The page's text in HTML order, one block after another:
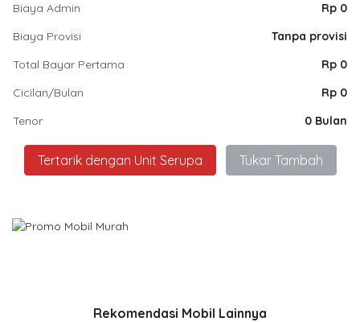
Biaya Admin
Rp 0
Biaya Provisi
Tanpa provisi
Total Bayar Pertama
Rp 0
Cicilan/Bulan
Rp 0
Tenor
0 Bulan
Tertarik dengan Unit Serupa Tukar Tambah
Rekomendasi Mobil Lainnya